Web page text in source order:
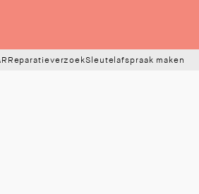
ReparatieverzoekSleutelafspraak maken